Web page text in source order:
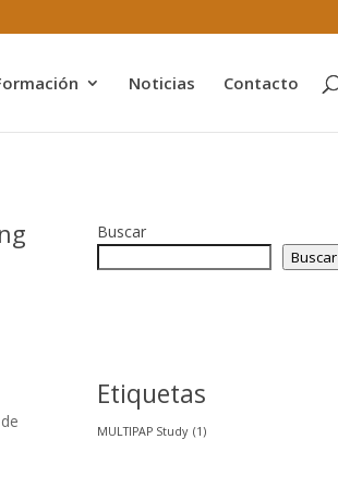
Noticias Contacto
Buscar
Buscar
Etiquetas
MULTIPAP Study (1)